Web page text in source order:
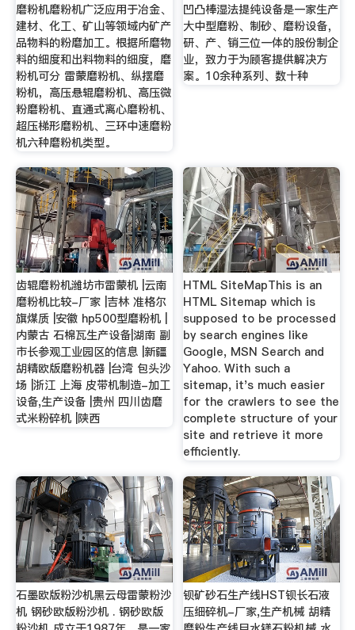
磨粉机磨粉机广泛应用于冶金、
建材、化工、矿山等领域内矿产
品物料的粉磨加工。根据所磨物
料的细度和出料物料的细度，磨
粉机可分 雷蒙磨粉机、纵摆磨
粉机，高压悬辊磨粉机、高压微
粉磨粉机、直通式离心磨粉机、
超压梯形磨粉机、三环中速磨粉
机六种磨粉机类型。
凹凸棒湿法提纯设备是一家生产
大中型磨粉、制砂、磨粉设备，
研、产、销三位一体的股份制企
业，致力于为顾客提供解决方
案。10余种系列、数十种
齿辊磨粉机潍坊市雷蒙机 |云南
磨粉机比较-厂家 |吉林 准格尔
旗煤质 |安徽 hp500型磨粉机 |
内蒙古 石棉瓦生产设备|湖南 副
市长参观工业园区的信息 |新疆
胡精欧版磨粉机器 |台湾 包头沙
场 |浙江 上海 皮带机制造-加工
设备,生产设备 |贵州 四川齿磨
式米粉碎机 |陕西
HTML SiteMapThis is an
HTML Sitemap which is
supposed to be processed
by search engines like
Google, MSN Search and
Yahoo. With such a
sitemap, it's much easier
for the crawlers to see the
complete structure of your
site and retrieve it more
efficiently.
石墨欧版粉沙机黑云母雷蒙粉沙
机 钢砂欧版粉沙机 . 钢砂欧版
钡矿砂石生产线HST钡长石液
压细碎机-厂家,生产机械 胡精